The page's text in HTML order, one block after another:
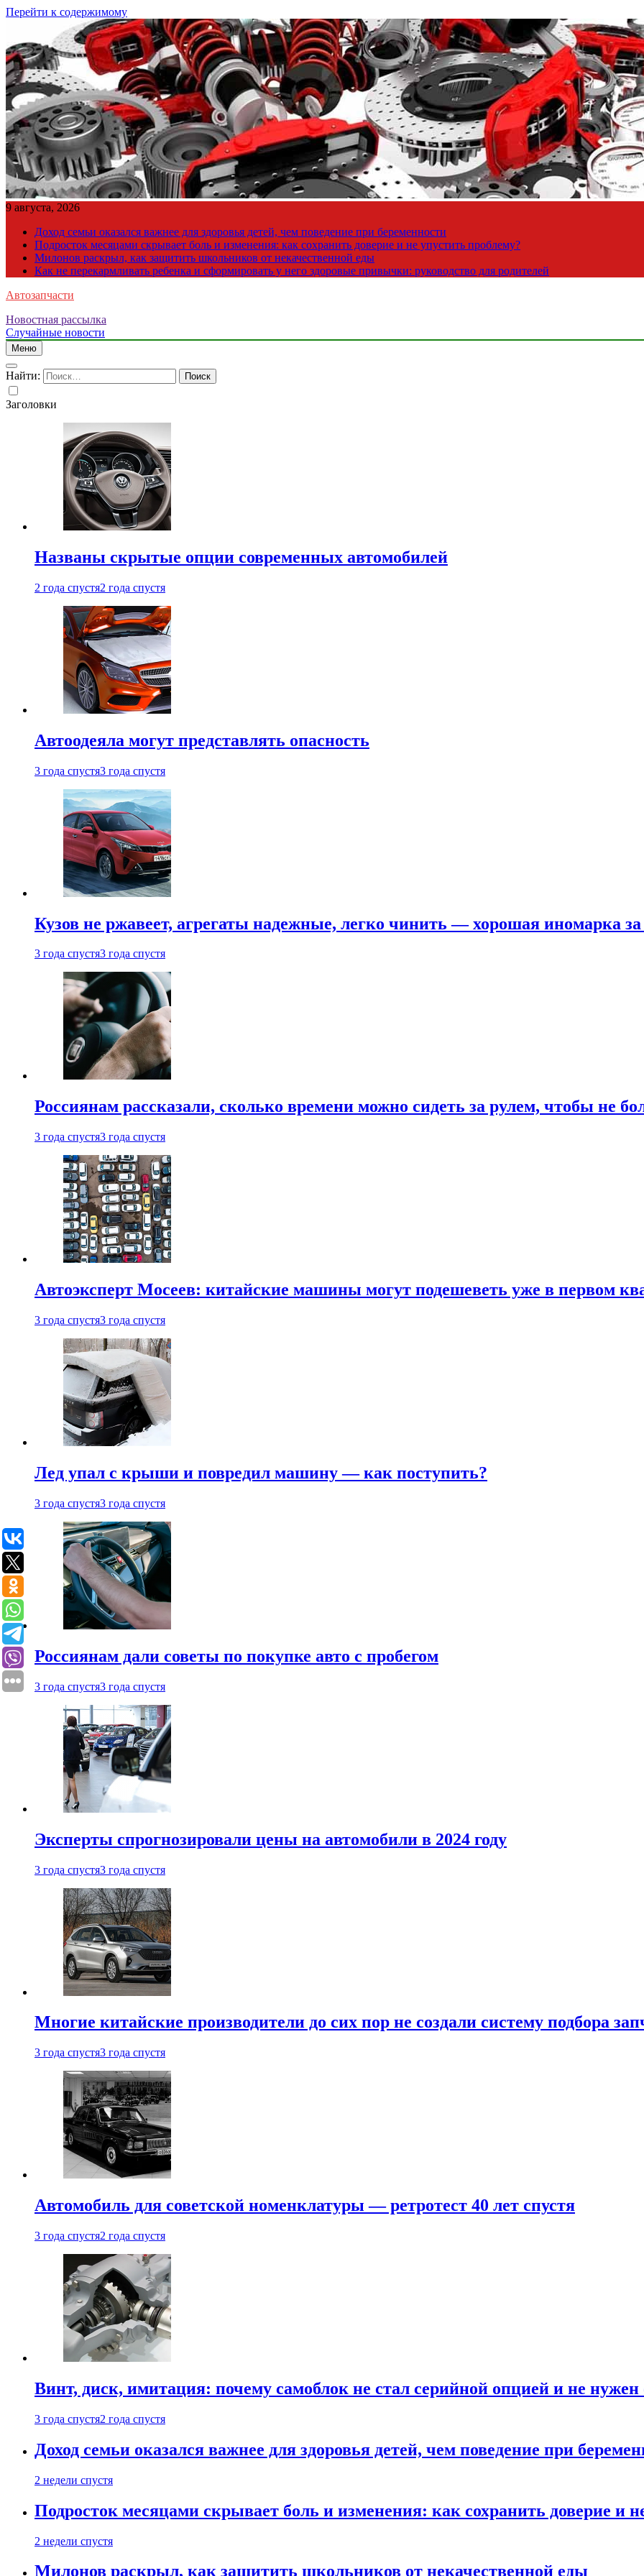
Перейти к содержимому
9 августа, 2026
Доход семьи оказался важнее для здоровья детей, чем поведение при беременности
Подросток месяцами скрывает боль и изменения: как сохранить доверие и не упустить проблему?
Милонов раскрыл, как защитить школьников от некачественной еды
Как не перекармливать ребенка и сформировать у него здоровые привычки: руководство для родителей
Автозапчасти
Новостная рассылка
Случайные новости
Меню
Найти:
Заголовки
Названы скрытые опции современных автомобилей
2 года спустя2 года спустя
Автоодеяла могут представлять опасность
3 года спустя3 года спустя
Кузов не ржавеет, агрегаты надежные, легко чинить — хорошая иномарка за
3 года спустя3 года спустя
Россиянам рассказали, сколько времени можно сидеть за рулем, чтобы не
3 года спустя3 года спустя
Автоэксперт Мосеев: китайские машины могут подешеветь уже в первом
3 года спустя3 года спустя
Лед упал с крыши и повредил машину — как поступить?
3 года спустя3 года спустя
Россиянам дали советы по покупке авто с пробегом
3 года спустя3 года спустя
Эксперты спрогнозировали цены на автомобили в 2024 году
3 года спустя3 года спустя
Многие китайские производители до сих пор не создали систему подбора
3 года спустя3 года спустя
Автомобиль для советской номенклатуры — ретротест 40 лет спустя
3 года спустя2 года спустя
Винт, диск, имитация: почему самоблок не стал серийной опцией и не
3 года спустя2 года спустя
Доход семьи оказался важнее для здоровья детей, чем поведение при
2 недели спустя
Подросток месяцами скрывает боль и изменения: как сохранить доверие и
2 недели спустя
Милонов раскрыл, как защитить школьников от некачественной еды